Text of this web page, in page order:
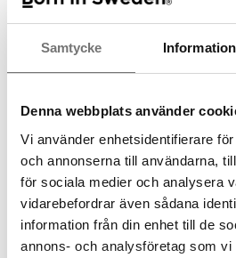
Samtycke Information
Denna webbplats använder
Vi använder enhetsidentifierare
och annonserna till användarna,
för sociala medier och analysera
vidarebefordrar även sådana
information från din enhet till de
annons- och analysföretag som vi
Julgransfot
2 490 kr